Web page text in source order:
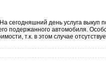
сегодняшний день услуга выкуп
подержанного автомобиля.
т.к. в этом случае